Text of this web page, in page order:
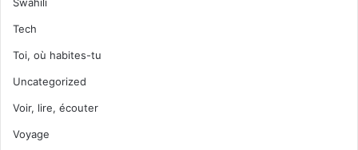
Tech
Toi, où habites-tu
Uncategorized
Voir, lire, écouter
Voyage